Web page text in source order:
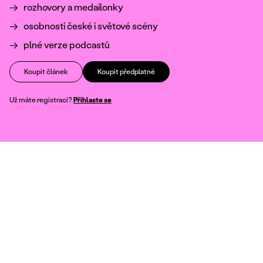
rozhovory a medailonky
osobnosti české i světové scény
plné verze podcastů
Koupit článek Koupit předplatné
Už máte registraci?Přihlaste se